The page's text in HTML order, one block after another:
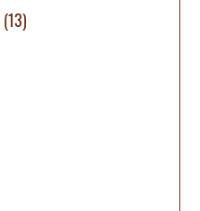
(13)